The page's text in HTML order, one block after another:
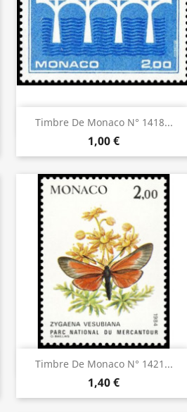
Timbre De Monaco N° 1418...
1,00 €
Aperçu rapide
Timbre De Monaco N° 1421...
1,40 €
Aperçu rapide